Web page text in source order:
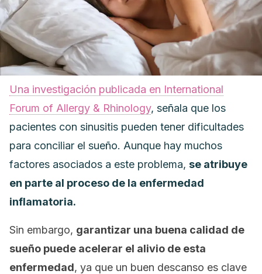
Una investigación publicada en International
Forum of Allergy & Rhinology, señala que los
pacientes con sinusitis pueden tener dificultades
para conciliar el sueño. Aunque hay muchos
factores asociados a este problema, se atribuye
en parte al proceso de la enfermedad
inflamatoria.
Sin embargo, garantizar una buena calidad de
sueño puede acelerar el alivio de esta
enfermedad, ya que un buen descanso es clave